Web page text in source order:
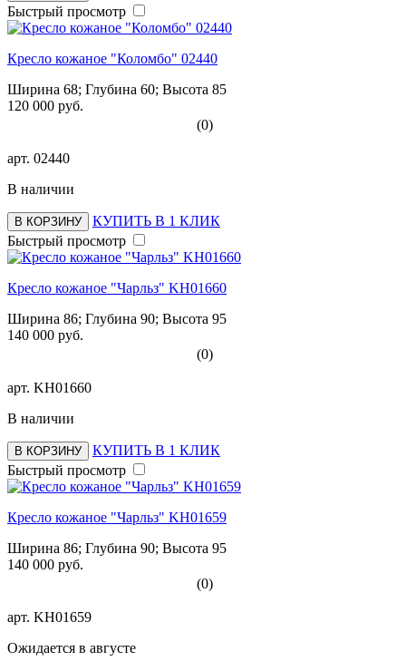
Быстрый просмотр
Кресло кожаное "Коломбо" 02440
Ширина 68; Глубина 60; Высота 85
120 000 руб.
(0)
арт. 02440
В наличии
В КОРЗИНУ
КУПИТЬ В 1 КЛИК
Быстрый просмотр
Кресло кожаное "Чарльз" KH01660
Ширина 86; Глубина 90; Высота 95
140 000 руб.
(0)
арт. KH01660
В наличии
В КОРЗИНУ
КУПИТЬ В 1 КЛИК
Быстрый просмотр
Кресло кожаное "Чарльз" KH01659
Ширина 86; Глубина 90; Высота 95
140 000 руб.
(0)
арт. KH01659
Ожидается в августе